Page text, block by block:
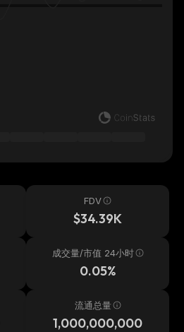
FDV
$34.39K
成交量/市值 24小时
0.05%
流通总量
1,000,000,000